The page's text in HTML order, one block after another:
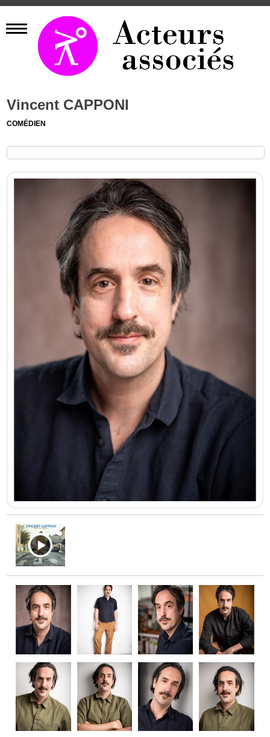
Vincent CAPPONI
COMÉDIEN